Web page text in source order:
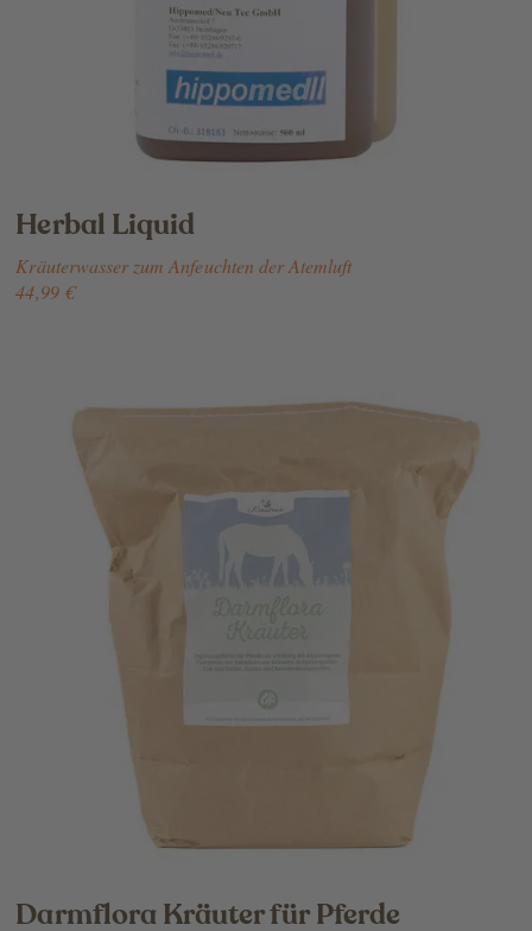
Herbal Liquid
Kräuterwasser zum Anfeuchten der Atemluft
44,99 €
Darmflora Kräuter für Pferde